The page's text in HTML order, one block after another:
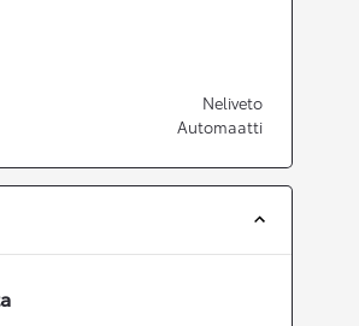
Neliveto
Automaatti